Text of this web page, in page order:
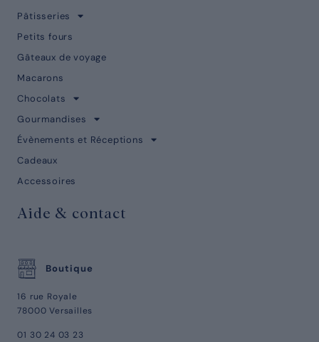
Pâtisseries
Petits fours
Gâteaux de voyage
Macarons
Chocolats
Gourmandises
Évènements et Réceptions
Cadeaux
Accessoires
Aide & contact
Boutique
16 rue Royale
78000 Versailles
01 30 24 03 23